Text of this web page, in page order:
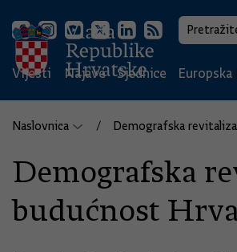
Vijesti Najave Sjednice
Naslovnica Demografska
Demografska
budućnost